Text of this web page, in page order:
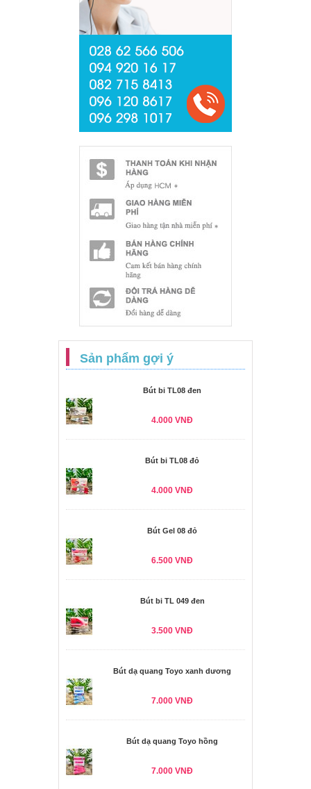
Sản phẩm gợi ý
Bút bi TL08 đen
4.000 VNĐ
Bút bi TL08 đỏ
4.000 VNĐ
Bút Gel 08 đỏ
6.500 VNĐ
Bút bi TL 049 đen
3.500 VNĐ
Bút dạ quang Toyo xanh dương
7.000 VNĐ
Bút dạ quang Toyo hồng
7.000 VNĐ